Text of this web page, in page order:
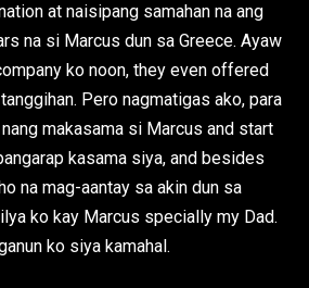
at naisipang samahan na ang
na si Marcus dun sa Greece. Ayaw
ko noon, they even offered
Pero nagmatigas ako, para
makasama si Marcus and start
kasama siya, and besides
na mag-aantay sa akin dun sa
ko kay Marcus specially my Dad.
ko siya kamahal.